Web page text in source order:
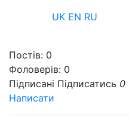
UK EN RU
Постів: 0
Фоловерів: 0
Підписані Підписатись 0
Написати